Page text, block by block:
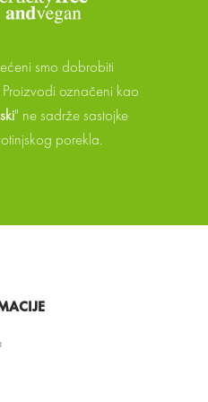
smo dobrobiti
označeni kao
" ne sadrže sastojke
porekla.